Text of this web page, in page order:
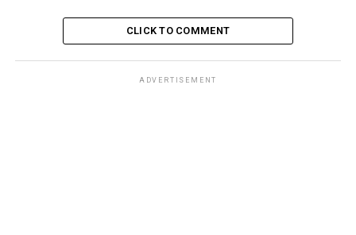
CLICK TO COMMENT
ADVERTISEMENT